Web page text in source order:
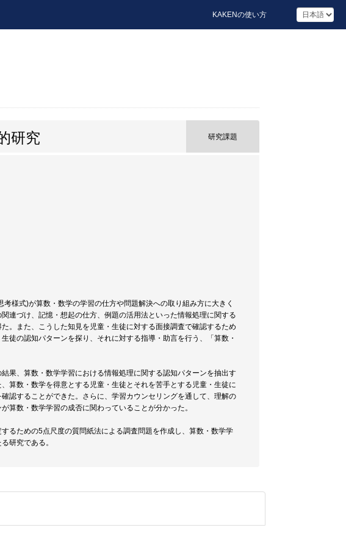
KAKENの使い方
研究 研究課題
様式)が算数・数学の学習の仕方や問題解決への取り組み方に大きく
連づけ、記憶・想起の仕方、例題の活用法といった情報処理に関する
。また、こうした知見を児童・生徒に対する面接調査で確認するため
徒の認知パターンを探り、それに対する指導・助言を行う、「算数・
果、算数・数学学習における情報処理に関する認知パターンを抽出す
算数・数学を得意とする児童・生徒とそれを苦手とする児童・生徒に
認することができた。さらに、学習カウンセリングを通して、理解の
算数・数学学習の成否に関わっていることが分かった。
るための5点尺度の質問紙法による調査問題を作成し、算数・数学学
研究である。